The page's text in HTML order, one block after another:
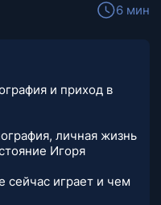
6 мин
и приход в
личная жизнь
Игоря
сейчас играет и чем